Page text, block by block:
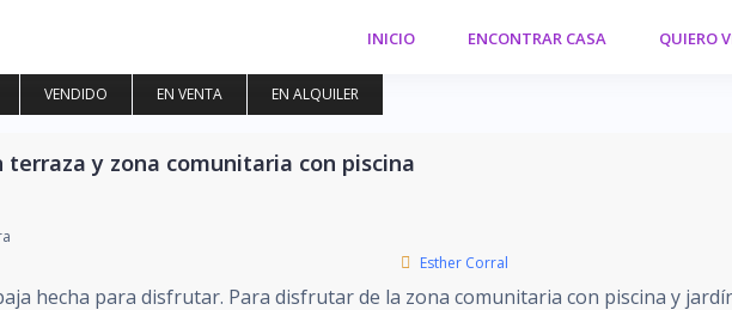
INICIO ENCONTRAR CASA QUIERO
VENDIDO EN VENTA EN ALQUILER
terraza y zona comunitaria con piscina
Esther Corral
hecha para disfrutar. Para disfrutar de la zona comunitaria con piscina y